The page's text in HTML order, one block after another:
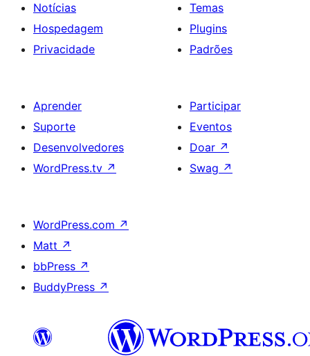
Notícias
Hospedagem
Privacidade
Temas
Plugins
Padrões
Aprender
Suporte
Desenvolvedores
WordPress.tv ↗
Participar
Eventos
Doar ↗
Swag ↗
WordPress.com ↗
Matt ↗
bbPress ↗
BuddyPress ↗